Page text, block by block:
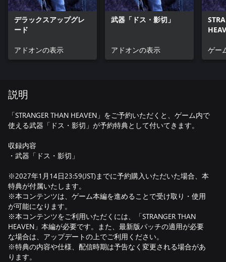
デラックスアップグレ
ード
アドオンの表示
武器「ドス・影切」
アドオンの表示 ゲー
説明
「STRANGER THAN HEAVEN」をご予約いただくと、ゲーム内で
使える武器「ドス・影切」が予約特典として付いてきます。
収録内容
・武器「ドス・影切」
※2027年1月14日23:59(JST)までに予約購入いただいた場合、本
特典が付属いたします。
※本コンテンツは、ゲーム本編を進めることで受け取り・使用
が可能になります。
※本コンテンツをご利用いただくには、「STRANGER THAN
HEAVEN」本編が必要です。また、最新版パッチの適用が必要
な場合は、アップデートの上でご利用ください。
※特典の内容や仕様、配信時期は予告なく変更される場合があ
ります。